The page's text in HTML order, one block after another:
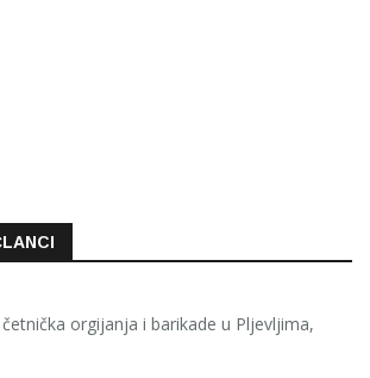
orgijanja i barikade u Pljevljima,